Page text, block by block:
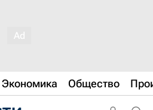
Экономика Общество